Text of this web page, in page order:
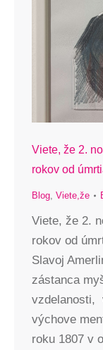
Viete, že 2.
rokov od
Blog, Viete,že
Viete, že 2.
rokov od
Slavoj
zástanca
vzdelanosti,
výchove
roku 1807 v